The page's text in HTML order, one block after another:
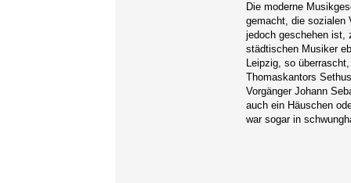
Die moderne
gemacht, die sozialen
jedoch geschehen ist,
städtischen Musiker
Leipzig, so
Thomaskantors
Vorgänger Johann
auch ein Häuschen
war sogar in